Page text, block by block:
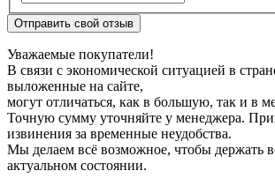
Отправить свой отзыв
Уважаемые покупатели!
В связи с экономической ситуацией в
выложенные на сайте,
могут отличаться, как в большую, так и в
Точную сумму уточняйте у менеджера.
извинения за временные неудобства.
Мы делаем всё возможное, чтобы держать
актуальном состоянии.